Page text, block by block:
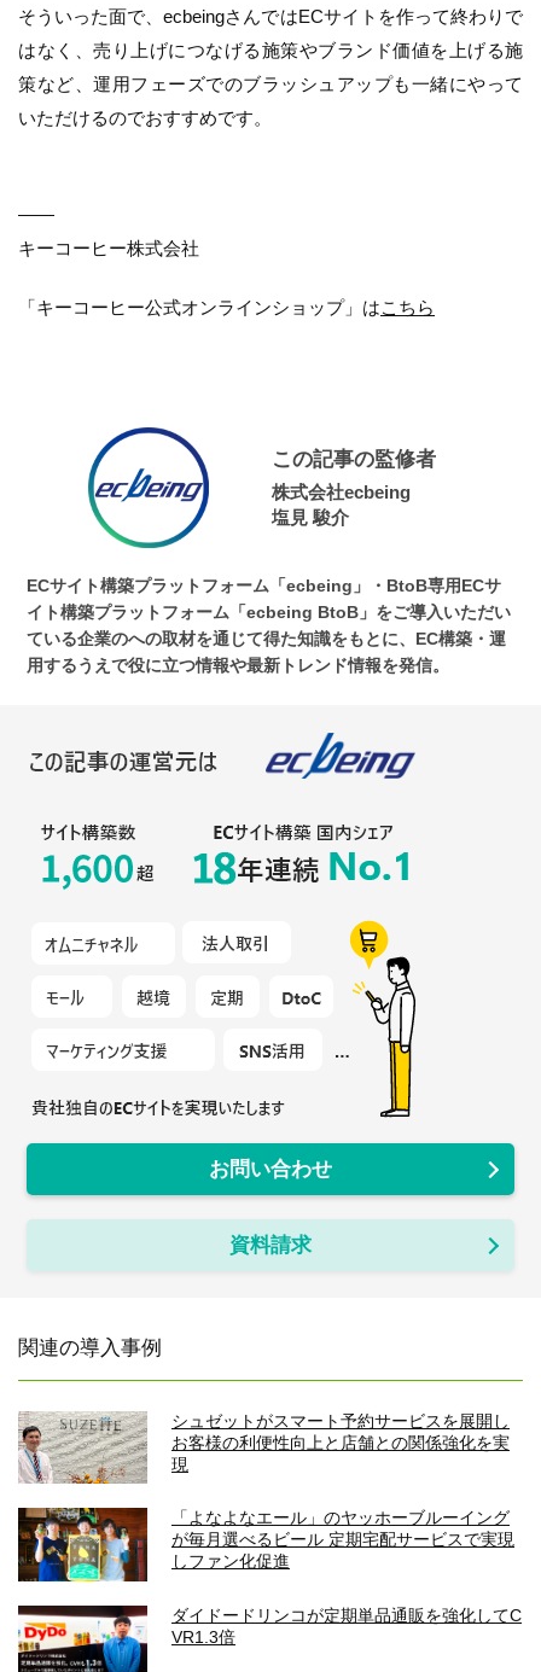
そういった面で、ecbeingさんではECサイトを作って終わりで
はなく、売り上げにつなげる施策やブランド価値を上げる施
策など、運用フェーズでのブラッシュアップも一緒にやって
いただけるのでおすすめです。
――
キーコーヒー株式会社
「キーコーヒー公式オンラインショップ」はこちら
この記事の監修者
株式会社ecbeing
塩見 駿介
ECサイト構築プラットフォーム「ecbeing」・BtoB専用ECサ
イト構築プラットフォーム「ecbeing BtoB」をご導入いただい
ている企業のへの取材を通じて得た知識をもとに、EC構築・運
用するうえで役に立つ情報や最新トレンド情報を発信。
お問い合わせ
資料請求
関連の導入事例
シュゼットがスマート予約サービスを展開し
お客様の利便性向上と店舗との関係強化を実
現
「よなよなエール」のヤッホーブルーイング
が毎月選べるビール 定期宅配サービスで実現
しファン化促進
ダイドードリンコが定期単品通販を強化してC
VR1.3倍